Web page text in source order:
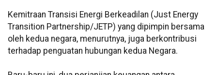
Kemitraan Transisi Energi Berkeadilan (Just Energy
Transition Partnership/JETP) yang dipimpin bersama
oleh kedua negara, menurutnya, juga berkontribusi
terhadap penguatan hubungan kedua Negara.